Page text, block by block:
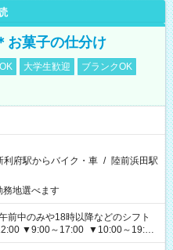
お菓子の仕分け
大学生歓迎
ブランクOK
利府駅からバイク・車 / 陸前浜田駅
地選べます
前中のみや18時以降などのシフト
▼9:00～17:00 ▼10:00～19:00